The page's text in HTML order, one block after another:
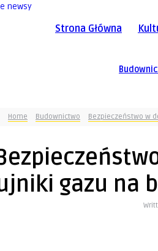
Strona Główna
Home Budownictwo Bezpieczeństwo w
gazu na